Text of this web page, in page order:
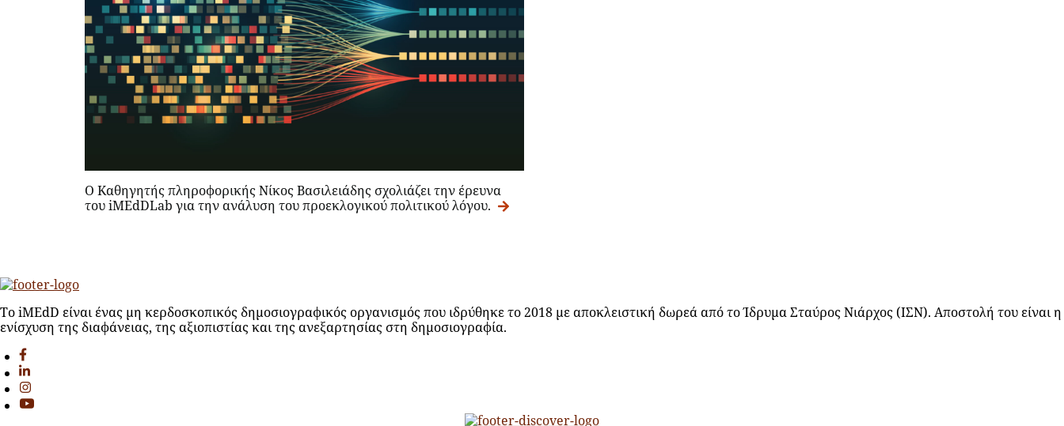
Ο Καθηγητής πληροφορικής Νίκος Βασιλειάδης σχολιάζει την έρευνα
του iMEdDLab για την ανάλυση του προεκλογικού πολιτικού λόγου.
Το iMEdD είναι ένας μη κερδοσκοπικός δημοσιογραφικός οργανισμός που ιδρύθηκε το 2018 με αποκλειστική δωρεά από το Ίδρυμα Σταύρος Νιάρχος (ΙΣΝ). Αποστολή του είναι η
ενίσχυση της διαφάνειας, της αξιοπιστίας και της ανεξαρτησίας στη δημοσιογραφία.